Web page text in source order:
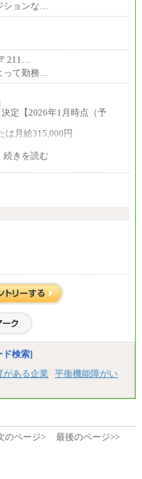
ションな…
211…
って勤務…
【2026年1月時点（予
月給315,000円
律的な業務遂行が求めら
は、さらに高い金額を個別
働時間外に勤務をした場
変更はございません。
＞
更はありません。
きを読む
ド検索]
がある企業
平衡機能障がい
のページ> 最後のページ>>